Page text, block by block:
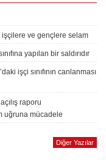
işçilere ve gençlere selam
yapılan bir saldırıdır
işçi sınıfının canlanması
raporu
uğruna mücadele
Diğer Yazılar